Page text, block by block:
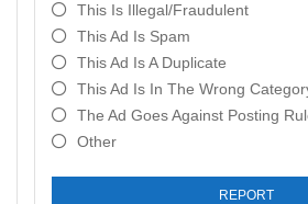
This Is Illegal/fraudulent
This Ad Is Spam
This Ad Is A Duplicate
This Ad Is In The Wrong
The Ad Goes Against Posting
Other
REPORT